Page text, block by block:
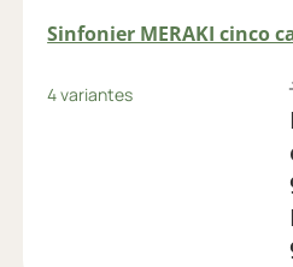
Sinfonier MERAKI cinco
4 variantes